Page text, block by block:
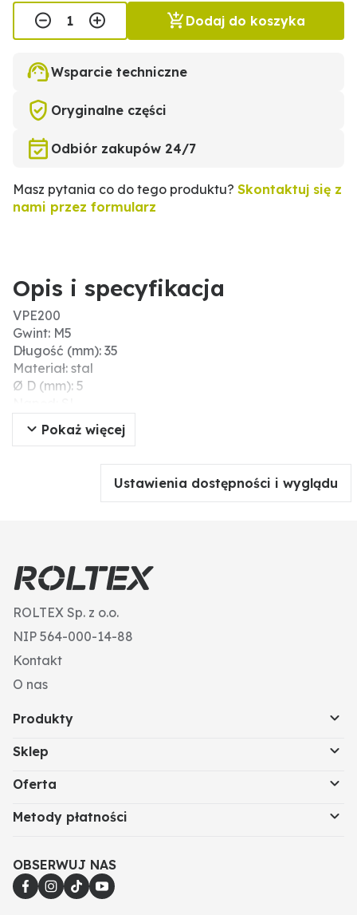
Dodaj do koszyka
Wsparcie techniczne
Oryginalne części
Odbiór zakupów 24/7
Masz pytania co do tego produktu? Skontaktuj się z
nami przez formularz
Opis i specyfikacja
VPE200
Gwint: M5
Długość (mm): 35
Materiał: stal
Ø D (mm): 5
Powierzchnia: ocynk galwaniczny
Typ: wkręty do płyt wiórowych
Pokaż więcej
Ustawienia dostępności i wyglądu
ROLTEX Sp. z o.o.
NIP 564-000-14-88
Kontakt
O nas
Produkty
Sklep
Oferta
Metody płatności
OBSERWUJ NAS